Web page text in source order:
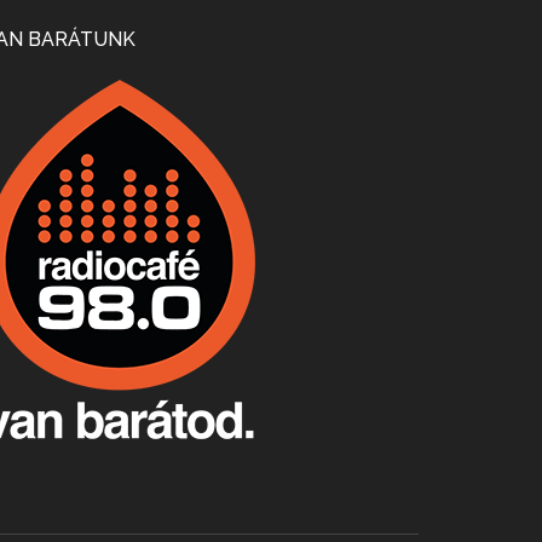
Apr 24, 2026 • 00:38:10
Villány, kékfrankos, Jackfall
Apr 17, 2026 • 00:35:38
Apr 9, 2026 • 00:37:17
BARÁTUNK